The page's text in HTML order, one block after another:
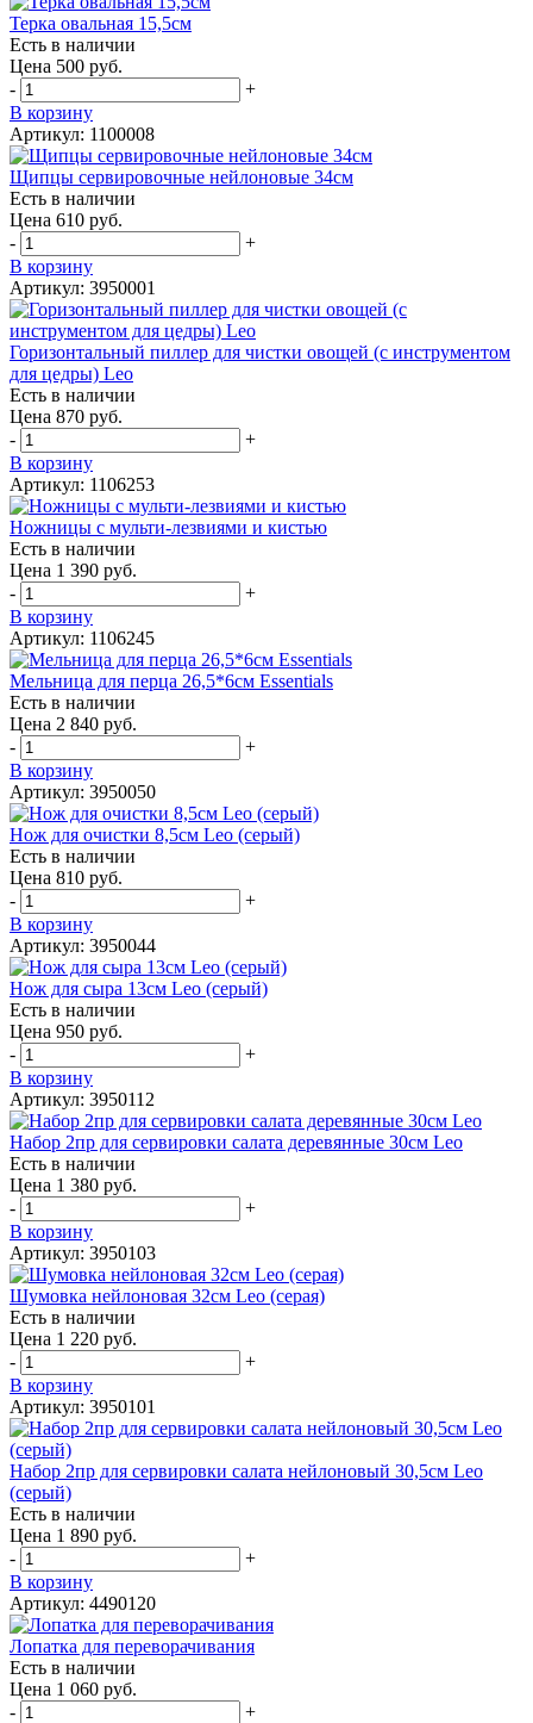
Терка овальная 15,5см
Есть в наличии
Цена 500 руб.
-
+
В корзину
Артикул: 1100008
Щипцы сервировочные нейлоновые 34см
Есть в наличии
Цена 610 руб.
-
+
В корзину
Артикул: 3950001
Горизонтальный пиллер для чистки овощей (с инструментом
для цедры) Leo
Есть в наличии
Цена 870 руб.
-
+
В корзину
Артикул: 1106253
Ножницы с мульти-лезвиями и кистью
Есть в наличии
Цена 1 390 руб.
-
+
В корзину
Артикул: 1106245
Мельница для перца 26,5*6см Essentials
Есть в наличии
Цена 2 840 руб.
-
+
В корзину
Артикул: 3950050
Нож для очистки 8,5см Leo (серый)
Есть в наличии
Цена 810 руб.
-
+
В корзину
Артикул: 3950044
Нож для сыра 13см Leo (серый)
Есть в наличии
Цена 950 руб.
-
+
В корзину
Артикул: 3950112
Набор 2пр для сервировки салата деревянные 30см Leo
Есть в наличии
Цена 1 380 руб.
-
+
В корзину
Артикул: 3950103
Шумовка нейлоновая 32см Leo (серая)
Есть в наличии
Цена 1 220 руб.
-
+
В корзину
Артикул: 3950101
Набор 2пр для сервировки салата нейлоновый 30,5см Leo
(серый)
Есть в наличии
Цена 1 890 руб.
-
+
В корзину
Артикул: 4490120
Лопатка для переворачивания
Есть в наличии
Цена 1 060 руб.
-
+